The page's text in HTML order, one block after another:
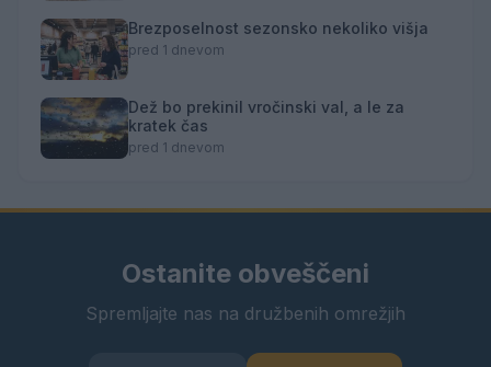
Brezposelnost sezonsko nekoliko višja
pred 1 dnevom
Dež bo prekinil vročinski val, a le za
kratek čas
pred 1 dnevom
Ostanite obveščeni
Spremljajte nas na družbenih omrežjih